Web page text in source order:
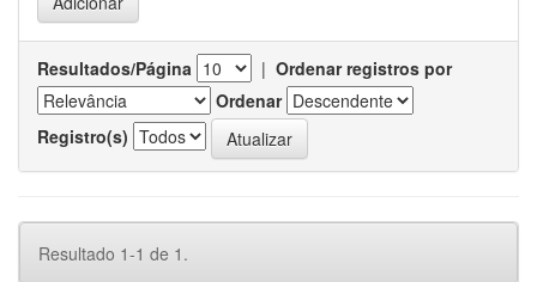
Resultados/Página | Ordenar registros por
Ordenar
Registro(s)
Resultado 1-1 de 1.